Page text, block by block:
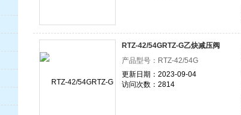
RTZ-42/54GRTZ-G乙炔减压阀
产品型号：RTZ-42/54G
更新日期：2023-09-04
访问次数：2814